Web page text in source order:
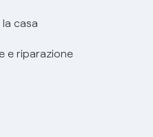
casa
e riparazione